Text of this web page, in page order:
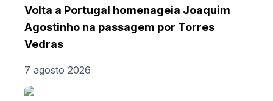
Volta a Portugal homenageia Joaquim
Agostinho na passagem por Torres
Vedras
7 agosto 2026